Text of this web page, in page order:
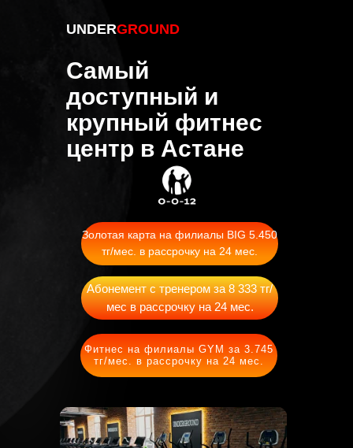
Самый
доступный и
крупный фитнес
центр в Астане
UNDERGROUND
Золотая карта на филиалы BIG 5.450
тг/мес. в рассрочку на 24 мес.
Абонемент с тренером за 8 333 тг/
мес в рассрочку на 24 мес.
Фитнес на филиалы GYM за 3.745
тг/мес. в рассрочку на 24 мес.